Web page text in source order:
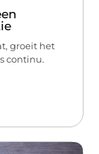
groeit het
continu.